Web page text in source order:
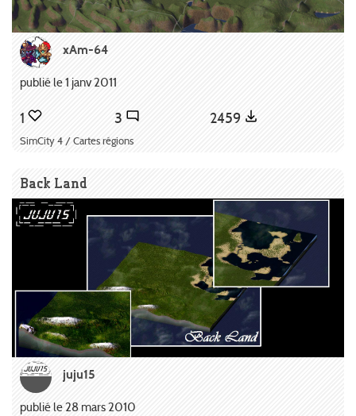
xAm-64
publié le 1 janv 2011
1 3 2459
SimCity 4 / Cartes régions
Back Land
juju15
publié le 28 mars 2010